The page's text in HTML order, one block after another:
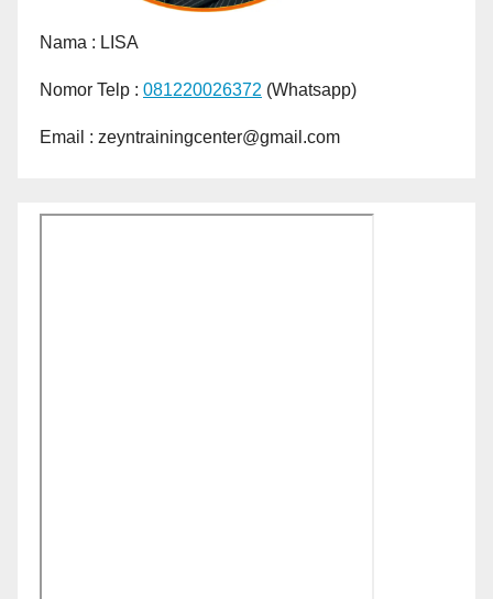
Nama : LISA
Nomor Telp : 081220026372 (Whatsapp)
Email : zeyntrainingcenter@gmail.com